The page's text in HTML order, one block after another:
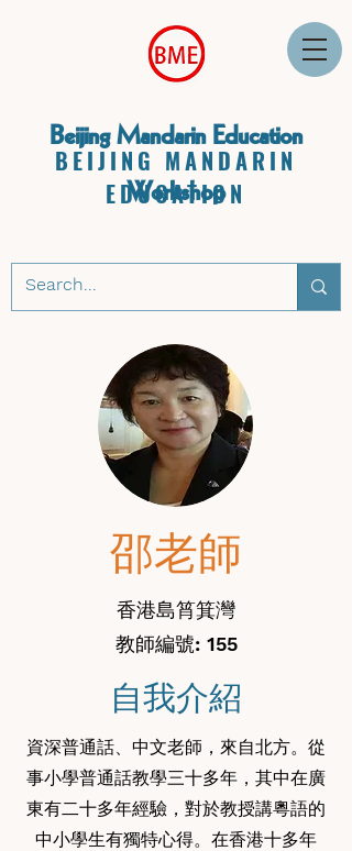
Beijing Mandarin Education
Workshop
BEIJING MANDARIN
EDUCATION
邵老師
香港島筲箕灣
教師編號: 155
自我介紹
資深普通話、中文老師，來自北方。從
事小學普通話教學三十多年，其中在廣
東有二十多年經驗，對於教授講粵語的
中小學生有獨特心得。在香港十多年